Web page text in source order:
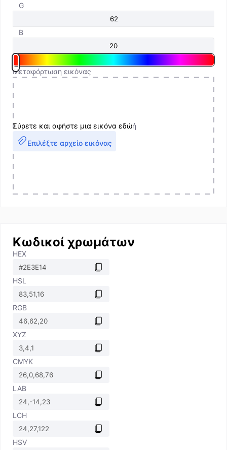
G
B
Μεταφόρτωση εικόνας
Σύρετε και αφήστε μια εικόνα εδώή
Επιλέξτε αρχείο εικόνας
Κωδικοί χρωμάτων
HEX
HSL
RGB
XYZ
CMYK
LAB
LCH
HSV